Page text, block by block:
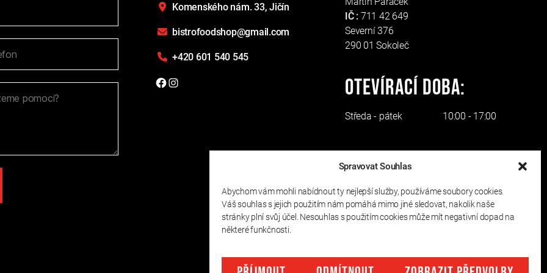
Spravovat Souhlas
Abychom vám mohli nabídnout ty nejlepší služby, používáme soubory cookies.
Váš souhlas s jejich použitím nám pomáhá mimo jiné sledovat, nakolik naše
stránky plní svůj účel. Nesouhlas s použitím cookies může mít negativní dopad na
některé funkčnosti.
Komenského nám. 33,Jičín
bistrofoodshop@gmail.com
+420 601 540 545
Facebook
Instagram
IČ : 711 42 649
Severní 376
290 01 Sokoleč
Otevírací doba:
Středa - pátek 10:00 - 17:00